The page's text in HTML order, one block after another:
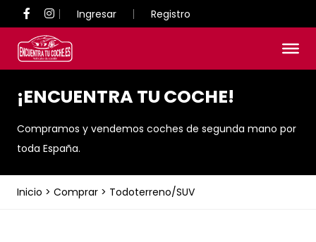
Ingresar Registro
¡ENCUENTRA TU COCHE!
Compramos y vendemos coches de segunda mano por
toda España.
Inicio > Comprar > Todoterreno/SUV